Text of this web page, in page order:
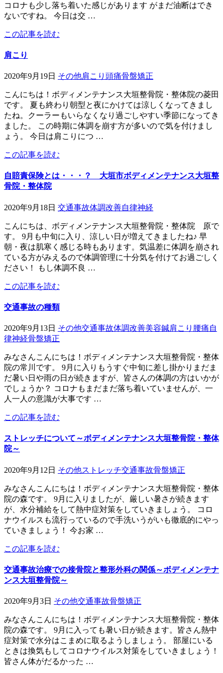
コロナも少し落ち着いた感じがあります がまだ油断はでき
ないですね。 今日は交 …
この記事を読む
肩こり
2020年9月19日 その他肩こり 頭痛骨盤矯正
こんにちは！ボディメンテナンス大垣整骨院・整体院の菱田
です。 夏も終わり朝型と夜にかけては涼しくなってきまし
たね。クーラーもいらなくなり過ごしやすい季節になってき
ました。 この時期に体調を崩す方が多いので気を付けまし
ょう。 今日は肩こりにつ …
この記事を読む
自賠責保険とは・・・？ 大垣市ボディメンテナンス大垣整
骨院・整体院
2020年9月18日 交通事故体調改善自律神経
こんにちは、ボディメンテナンス大垣整骨院・整体院 原で
す。 9月も中旬に入り、涼しい日が増えてきましたね♪ 早
朝・夜は肌寒く感じる時もあります。気温差に体調を崩され
ている方がみえるので体調管理に十分気を付けてお過ごしく
ださい！ もし体調不良 …
この記事を読む
交通事故の種類
2020年9月13日 その他交通事故体調改善美容鍼肩こり 腰痛自
律神経骨盤矯正
みなさんこんにちは！ボディメンテナンス大垣整骨院・整体
院の常川です。 9月に入りもうすぐ中旬に差し掛かりまだま
だ暑い日や雨の日が続きますが、皆さんの体調の方はいかが
でしょうか？ コロナもまだまだ落ち着いていませんが、一
人一人の意識が大事です …
この記事を読む
ストレッチについて～ボディメンテナンス大垣整骨院・整体
院～
2020年9月12日 その他ストレッチ交通事故骨盤矯正
みなさんこんにちは！ボディメンテナンス大垣整骨院・整体
院の森です。 9月に入りましたが、厳しい暑さが続きます
が、水分補給をして熱中症対策をしていきましょう。 コロ
ナウイルスも流行っているので手洗いうがいも徹底的にやっ
ていきましょう！ 今お家 …
この記事を読む
交通事故治療での接骨院と整形外科の関係～ボディメンテナ
ンス大垣整骨院～
2020年9月3日 その他交通事故骨盤矯正
みなさんこんにちは！ボディメンテナンス大垣整骨院・整体
院の森です。 9月に入っても暑い日が続きます。皆さん熱中
症対策で水分はこまめに取るようしましょう。 部屋にいる
ときは換気もしてコロナウイルス対策をしていきましょう！
皆さん体がだるかった …